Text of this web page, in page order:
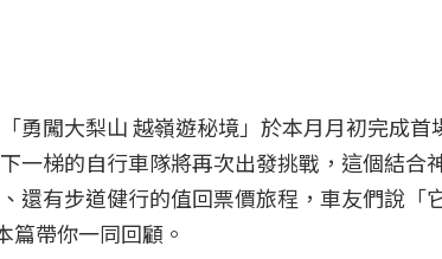
「勇闖大梨山 越嶺遊秘境」於本月月初完成首
一梯的自行車隊將再次出發挑戰，這個結合
還有步道健行的值回票價旅程，車友們說「
篇帶你一同回顧。